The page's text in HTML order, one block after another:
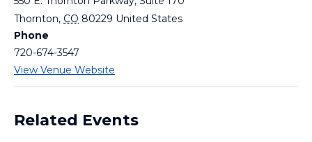
Thornton, CO 80229 United States
Phone
720-674-3547
View Venue Website
Related Events